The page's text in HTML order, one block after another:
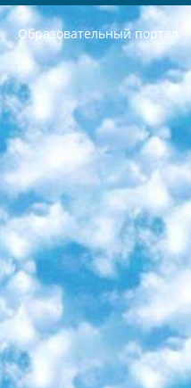
Образовательный портал
РЕСПУБЛИКА УЗБЕКИСТАН МИНИСТРЕРСТВО ДОШКОЛЬНОГО И ШКОЛЬНОГО ОБРАЗОВАНИЯ КОМАНДА в общеобразовательных учреждениях в 2023-2024 учебном году организация и проведение итоговой государственной аттестации обучающихся о Министра дошкольного и школьного образования Республики Узбекистан от 4 марта 2008 года (постановлением Минюста от 20 марта 2008 года № 1778 государственной регистрации) «Итоговое состояние учащихся общего среднего образования на основании положения об утверждении положения об аттестации общего среднего образования выпускной экзамен студентов в образовательных учреждениях в 2023-2024 учебном году В целях организации и прохождения аттестации приказываю: 1. Следующее: перечень предметов, по которым будет проводиться итоговая государственная аттестация и экзамен формы перевода согласно приложению 1; сертификаты международного образца, оценивающие уровень владения иностранными языками перечень согласно приложению 2; 2. Педагогический при специализированных образовательных учреждениях. научно-практический центр квалификации и международной оценки (Д.Давидова) 2024 г. До 25 марта: задания по предметам, по которым будет проводиться итоговая аттестация разработка и утверждение технических условий; итоговая аттестация на основании разработанного предметного задания разработка вопросов по предметам (устно и письменно), экзамен передача; общеобразовательные средние школы и специальные учебные заведения учащиеся выпускных классов школ и интернатов в агентской системе подготовка базы данных экзаменационных материалов и критериев оценки; перевод базы экзаменационных материалов на все языки обучения подать в Республиканский образовательный центр для изготовления; варианты экзаменов на основе разработанных контрольных материалов пусть будут поставлены задачи формирования. 3. Республиканский образовательный центр (Ш.Худайкулов) до 5 апреля 2024 года. до: база данных предоставленных экзаменационных материалов на все языки обучения перевод и экспертиза; для слепых, слабовидящих, глухих, слабослышащих и умственно отсталых детей учащиеся выпускных классов специализированных школ и школ-интернатов база данных экзаменационных материалов на всех преподаваемых языках подготовка критериев оценки; специализированные школы для умственно отсталых детей и технологии для учащихся выпускных классов школ-интернатов разработка соответствующих рекомендаций и критериев проведения ЕГЭ по естествознанию давать задания. 4. Педагогический при специализированных образовательных учреждениях. Научно-практический центр навыков и международной оценки (Д.Давидова), Республика образовательный центр (Худайкулов Ш.) итоговый государственный аттестационный экзамен ориентирован на творческое и логическое мышление при подготовке базы материалов учитывать введение заданий. 5. Следует отметить, что: сертификат государственного образца о знании общеобразовательного предмета и как минимум национальный уровень B1 по предметам на иностранных языках, указанным в Приложении 2. или международно признанный сертификат эквивалентного уровня студенты, изучающие определенный предмет, освобождаются от экзамена; по соответствующим предметам запланирована итоговая государственная аттестация за день до дня, путем жеребьевки Рабочей группой (в письменной форме по предметам, проводимым в форме) из числа сформированных вариантов выбрано 2 варианта; 2 выбранных варианта экзамена анонсированы на официальном сайте министерства и все выпускники по всей стране на основе этих вариантов проводит итоговую государственную аттестацию. 6. Государственное образование учащихся средних общеобразовательных учреждений. знания в соответствии с квалификационными требованиями, которые необходимо приобрести на основании стандартов итоговый (выпускной) контроль для 9 и 11 классов в целях тестирования Экзамены (далее – экзамены) состоят из предметов, перечисленных в приложении 1. будет сделано. 7. Экзамены пройдут с 26 мая по 15 июня 2024 г. (кроме науки физического воспитания). 8. Физическая для учащихся 9 классов общесредних образовательных учреждений. Экзамены по предмету «Образование, квалификация медицина» 1-6 мая 2024 года. сотрудники перевести под присмотр (с отклонениями в физическом или умственном развитии) специализированная школа для детей, школы-интернаты и со сколиозом школы-интернаты санаторного типа для больных детей исключены). 9. Он был слепым, слабовидящим и имел нарушения опорно-двигательного аппарата. экзамены в специализированных школах и интернатах для детей должны проводиться исходя из требований, предъявляемых к общеобразовательным учреждениям (физкультура кроме науки). 10. Специализированная школа для глухих и слабослышащих детей. и экзамены в интернатах и быть реализован в виде письменного теста по математике. 11. Специальность для умственно отсталых детей. Для 9 класса Родной язык и литературное письмо Государственный язык (язык обучения – узбекский). для неклассов) написано Математическое письмо Письменная/устная история Узбекистана Физическое воспитание практично Итоговый контроль Для 11 класса Написание родного языка и литературы (эссе) Математическое письмо Узбекский язык (обучение на узбекском языке) не посещающее общее среднее образование для учреждений)/Образовательное учреждение выбор письменный и устный Иностранный язык письменный/устный Письменная/устная история Узбекистана *По выбору студента:  Химия  Физика  Основы государственного права  География 10 бесплатных образовательных ресурсов - Мы составили подборку онлайн-проектов с интерактивными упражнениями, видеолекциями и статьями. Они помогут вам обрести новые и